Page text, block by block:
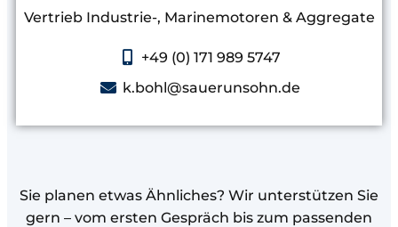
Vertrieb Industrie-, Marinemotoren & Aggregate​
+49 (0) 171 989 5747
k.bohl@sauerunsohn.de
Sie planen etwas Ähnliches? Wir unterstützen Sie
gern – vom ersten Gespräch bis zum passenden